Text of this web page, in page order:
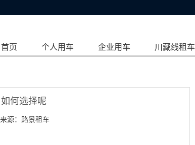
首页 个人用车 企业用车 川藏线租车
何选择呢
源： 路景租车